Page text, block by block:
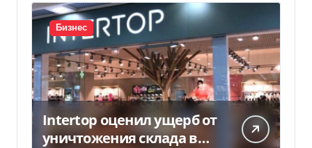
Бизнес
Intertop оценил ущерб от
уничтожения склада в